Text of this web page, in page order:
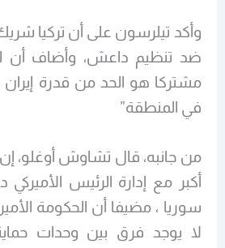
وأكد تيلرسون على أن تركيا
ضد تنظيم داعش، وأضاف أن
مشتركا هو الحد من قدرة إيران
في المنطقة”
من جانبه، قال تشاوش أوغلو، إن
أكبر مع إدارة الرئيس الأميركي
سوريا ، مضيفا أن الحكومة
لا يوجد فرق بين وحدات